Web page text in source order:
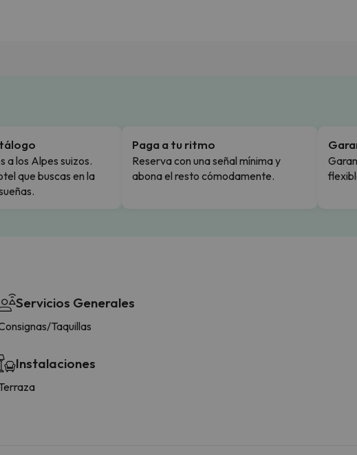
a los Alpes suizos.
que buscas en la
Paga a tu ritmo
Reserva con una señal mínima y
abona el resto cómodamente.
Servicios Generales
Taquillas
Instalaciones